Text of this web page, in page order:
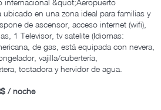
internacional &quot;Aeropuerto
ubicado en una zona ideal para familias y
de ascensor, acceso internet (wifi),
1 Televisor, tv satelite (Idiomas:
de gas, está equipada con nevera,
vajilla/cubertería,
tostadora y hervidor de agua.
/ noche